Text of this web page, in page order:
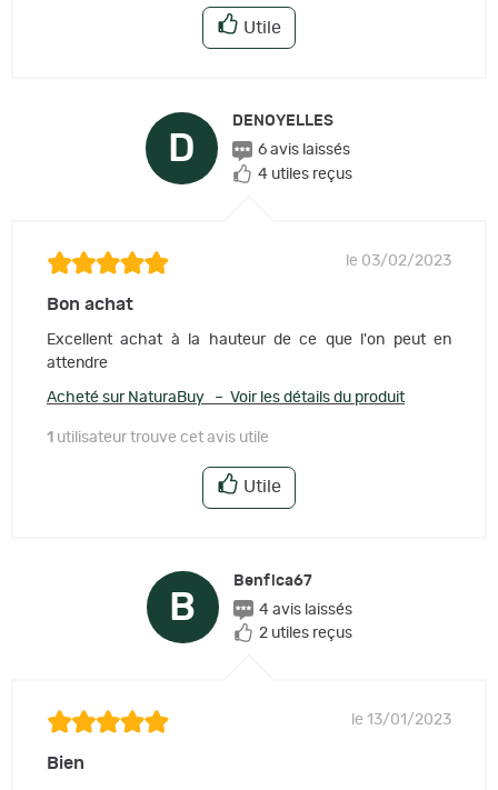
Utile
D
DENOYELLES
6 avis laissés
4 utiles reçus
le 03/02/2023
Bon achat
Excellent achat à la hauteur de ce que l'on peut en
attendre
Acheté sur NaturaBuy – Voir les détails du produit
1 utilisateur trouve cet avis utile
Utile
B
Benfica67
4 avis laissés
2 utiles reçus
le 13/01/2023
Bien